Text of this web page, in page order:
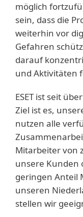
möglich
sein, dass die
weiterhin vor
Gefahren
darauf
und Aktivitäten
ESET ist seit
Ziel ist es,
nutzen alle
Mitarbeiter von
unsere Kunden
geringen Anteil
unseren
stellen wir